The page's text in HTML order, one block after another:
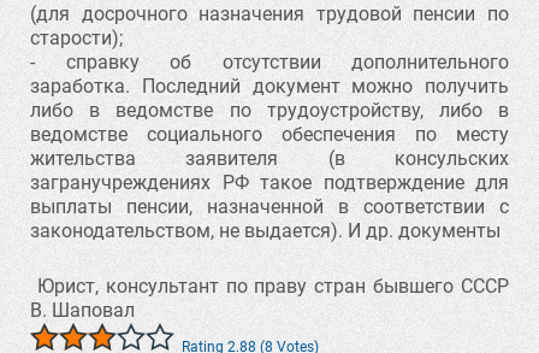
(для досрочного назначения трудовой пенсии по
старости);
- справку об отсутствии дополнительного
заработка. Последний документ можно получить
либо в ведомстве по трудоустройству, либо в
ведомстве социального обеспечения по месту
жительства заявителя (в консульских
загранучреждениях РФ такое подтверждение для
выплаты пенсии, назначенной в соответствии с
законодательством, не выдается). И др. документы
Юрист, консультант по праву стран бывшего СССР
В. Шаповал
Rating 2.88 (8 Votes)